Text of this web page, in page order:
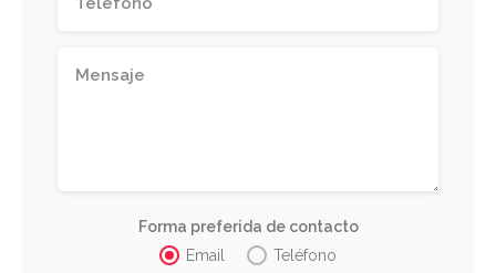
Forma preferida de contacto
Email
Teléfono